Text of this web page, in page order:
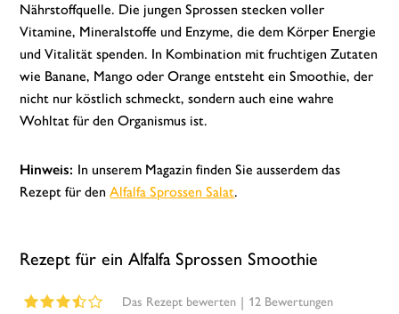
Nährstoffquelle. Die jungen Sprossen stecken voller
Vitamine, Mineralstoffe und Enzyme, die dem Körper Energie
und Vitalität spenden. In Kombination mit fruchtigen Zutaten
wie Banane, Mango oder Orange entsteht ein Smoothie, der
nicht nur köstlich schmeckt, sondern auch eine wahre
Wohltat für den Organismus ist.
Hinweis: In unserem Magazin finden Sie ausserdem das
Rezept für denAlfalfa Sprossen Salat.
Rezept für ein Alfalfa Sprossen Smoothie
Das Rezept bewerten | 12 Bewertungen